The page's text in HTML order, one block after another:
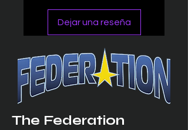
Dejar una reseña
The Federation